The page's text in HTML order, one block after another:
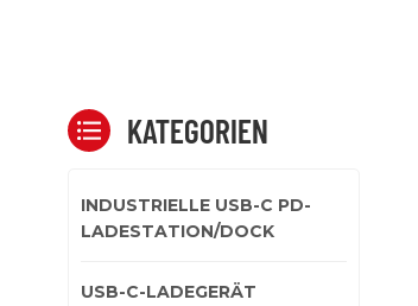
KATEGORIEN
INDUSTRIELLE USB-C PD-
LADESTATION/DOCK
USB-C-LADEGERÄT